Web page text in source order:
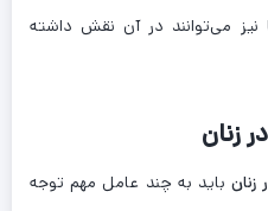
می‌توانند در آن نقش داشته
زنان
زنانباید به چند عامل مهم توجه